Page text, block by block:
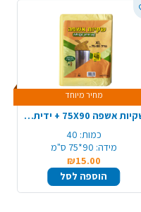
מחיר מיוחד
שקיות אשפה 75X90 + ידית 40 יח' - קרם
כמות: 40
מידה: 90*75 ס"מ
₪15.00
הוספה לסל